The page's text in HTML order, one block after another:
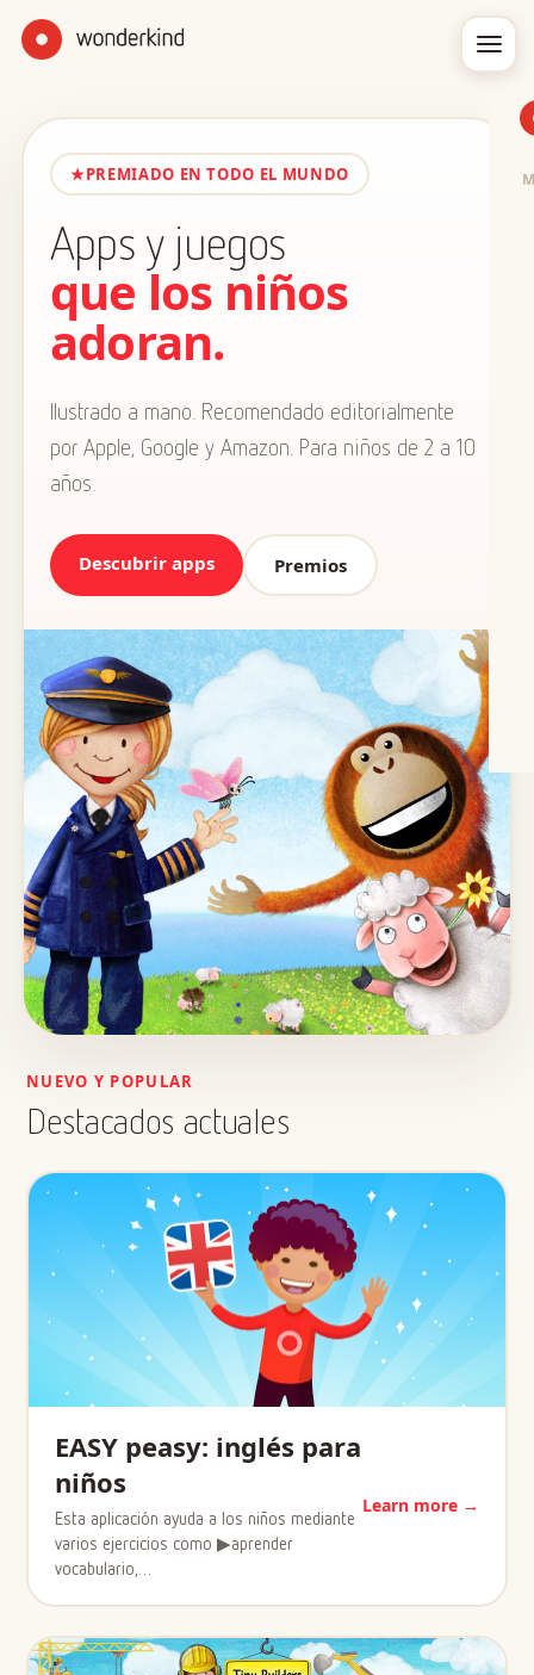
★PREMIADO EN TODO EL MUNDO
Apps y juegos
que los niños
adoran.
Ilustrado a mano. Recomendado editorialmente
por Apple, Google y Amazon. Para niños de 2 a 10
años.
Descubrir apps Premios
NUEVO Y POPULAR
Destacados actuales
EASY peasy: inglés para
niños
Esta aplicación ayuda a los niños mediante
varios ejercicios como ▶aprender
vocabulario,…
Learn more →